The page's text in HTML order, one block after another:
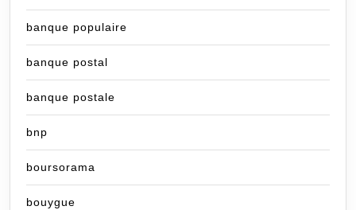
banque populaire
banque postal
banque postale
bnp
boursorama
bouygue